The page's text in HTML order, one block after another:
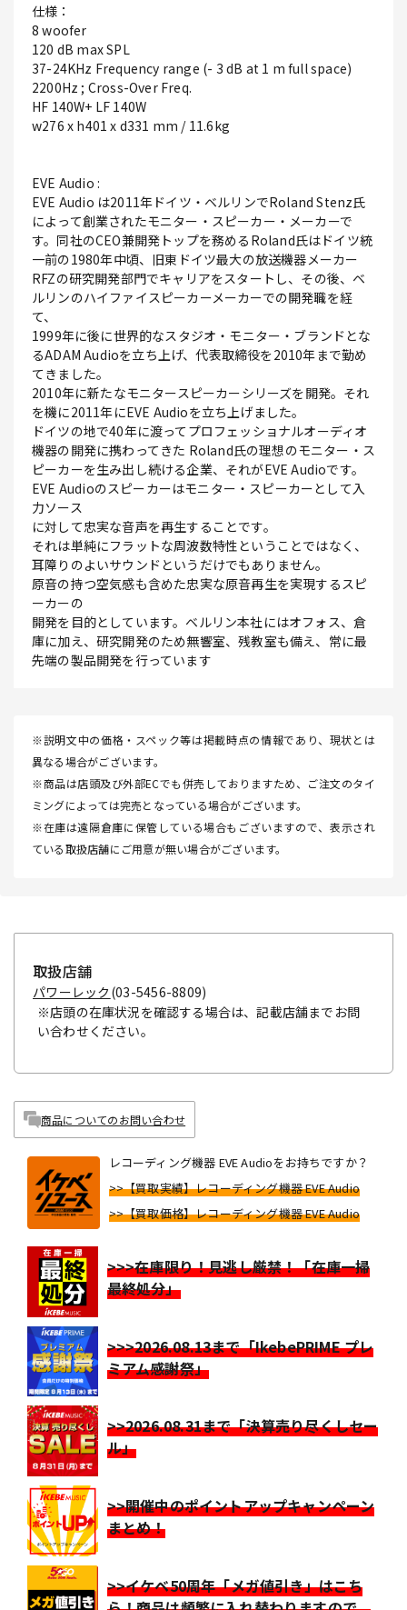
仕様：
8 woofer
120 dB max SPL
37-24KHz Frequency range (- 3 dB at 1 m full space)
2200Hz ; Cross-Over Freq.
HF 140W+ LF 140W
w276 x h401 x d331 mm / 11.6kg
EVE Audio :
EVE Audio は2011年ドイツ・ベルリンでRoland Stenz氏
によって創業されたモニター・スピーカー・メーカーで
す。同社のCEO兼開発トップを務めるRoland氏はドイツ統
一前の1980年中頃、旧東ドイツ最大の放送機器メーカー
RFZの研究開発部門でキャリアをスタートし、その後、ベ
ルリンのハイファイスピーカーメーカーでの開発職を経
て、
1999年に後に世界的なスタジオ・モニター・ブランドとな
るADAM Audioを立ち上げ、代表取締役を2010年まで勤め
てきました。
2010年に新たなモニタースピーカーシリーズを開発。それ
を機に2011年にEVE Audioを立ち上げました。
ドイツの地で40年に渡ってプロフェッショナルオーディオ
機器の開発に携わってきた Roland氏の理想のモニター・ス
ピーカーを生み出し続ける企業、それがEVE Audioです。
EVE Audioのスピーカーはモニター・スピーカーとして入
力ソース
に対して忠実な音声を再生することです。
それは単純にフラットな周波数特性ということではなく、
耳障りのよいサウンドというだけでもありません。
原音の持つ空気感も含めた忠実な原音再生を実現するスピ
ーカーの
開発を目的としています。ベルリン本社にはオフォス、倉
庫に加え、研究開発のため無響室、残教室も備え、常に最
先端の製品開発を行っています
※説明文中の価格・スペック等は掲載時点の情報であり、現状とは
異なる場合がございます。
※商品は店頭及び外部ECでも併売しておりますため、ご注文のタイ
ミングによっては完売となっている場合がございます。
※在庫は遠隔倉庫に保管している場合もございますので、表示され
ている取扱店舗にご用意が無い場合がございます。
取扱店舗
パワーレック (03-5456-8809)
※店頭の在庫状況を確認する場合は、記載店舗までお問
い合わせください。
商品についてのお問い合わせ
レコーディング機器 EVE Audioをお持ちですか？
>>【買取実績】レコーディング機器 EVE Audio
>>【買取価格】レコーディング機器 EVE Audio
>>>在庫限り！見逃し厳禁！「在庫一掃
最終処分」
>>>2026.08.13まで「IkebePRIME プレ
ミアム感謝祭」
>>2026.08.31まで「決算売り尽くしセー
ル」
>>開催中のポイントアップキャンペーン
まとめ！
>>イケベ50周年「メガ値引き」はこち